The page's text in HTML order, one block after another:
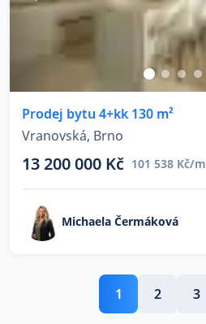
Prodej bytu 4+kk 130 m²
Vranovská, Brno
13 200 000 Kč 101 538 Kč/m
Michaela Čermáková
1 2 3